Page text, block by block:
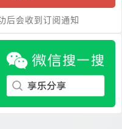
后会收到订阅通知